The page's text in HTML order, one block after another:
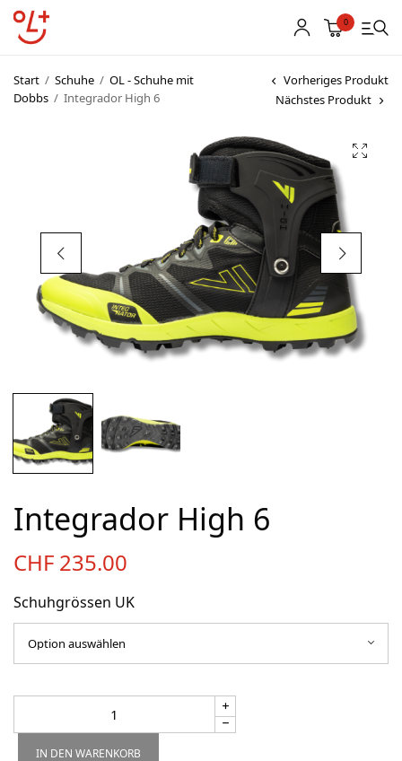
0
Start / Schuhe / OL - Schuhe mit
Dobbs / Integrador High 6
Vorheriges Produkt
Nächstes Produkt
Integrador High 6
CHF 235.00
Schuhgrössen UK
IN DEN WARENKORB
Textildruck
OL Karten
Agenda
Über uns
Team
Kontakt
Produkt-Kategorien
Aktion
Aktuell
Bekleidung
Gutscheine / Geschenkideen